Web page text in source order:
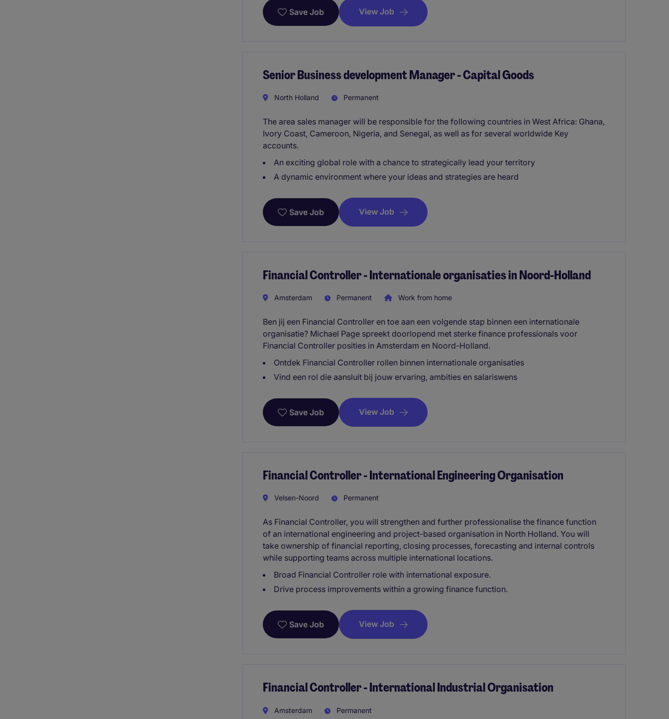
Save Job View Job
Senior Business development Manager - Capital Goods
North Holland Permanent
The area sales manager will be responsible for the following countries in West Africa: Ghana,
Ivory Coast, Cameroon, Nigeria, and Senegal, as well as for several worldwide Key
accounts.
An exciting global role with a chance to strategically lead your territory
A dynamic environment where your ideas and strategies are heard
Save Job View Job
Financial Controller - Internationale organisaties in Noord-Holland
Amsterdam Permanent Work from home
Ben jij een Financial Controller en toe aan een volgende stap binnen een internationale
organisatie? Michael Page spreekt doorlopend met sterke finance professionals voor
Financial Controller posities in Amsterdam en Noord-Holland.
Ontdek Financial Controller rollen binnen internationale organisaties
Vind een rol die aansluit bij jouw ervaring, ambities en salariswens
Save Job View Job
Financial Controller - International Engineering Organisation
Velsen-Noord Permanent
As Financial Controller, you will strengthen and further professionalise the finance function
of an international engineering and project-based organisation in North Holland. You will
take ownership of financial reporting, closing processes, forecasting and internal controls
while supporting teams across multiple international locations.
Broad Financial Controller role with international exposure.
Drive process improvements within a growing finance function.
Save Job View Job
Financial Controller - International Industrial Organisation
Amsterdam Permanent